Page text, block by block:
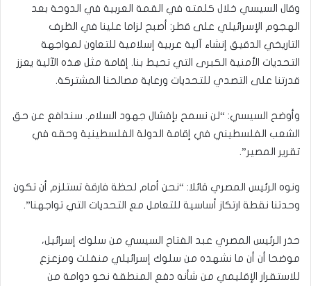
وقال السيسي خلال كلمته في القمة العربية في الدوحة بعد
الهجوم الإسرائيلي على قطر: أصبح لزاما علينا في الظرف
التاريخي الدقيق إنشاء آلية عربية إسلامية للتعاون لمواجهة
التحديات الأمنية الكبرى التي تحيط بنا. إقامة مثل هذه الآلية يعزز
قدرتنا على التصدي للتحديات ورعاية مصالحنا المشتركة.
وأوضح السيسي: “لن نسمح بإفشال جهود السلام. سندافع عن حق
الشعب الفلسطيني في إقامة الدولة الفلسطينية وحقه في
تقرير المصير”.
ونوه الرئيس المصري قائلا: “نحن أمام لحظة فارقة تستلزم أن تكون
وحدتنا نقطة ارتكاز أساسية للتعامل مع التحديات التي تواجهنا”.
حذر الرئيس المصري عبد الفتاح السيسي من سلوك إسرائيل،
موضحا أن أن ما نشهده من سلوك إسرائيلي منفلت ومزعزع
للاستقرار الإقليمي من شأنه دفع المنطقة نحو دوامة من